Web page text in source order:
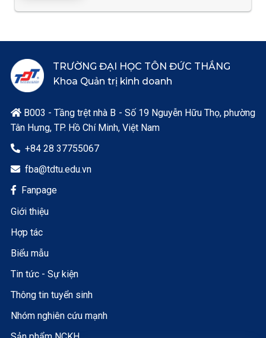
TRƯỜNG ĐẠI HỌC TÔN ĐỨC THẮNG
Khoa Quản trị kinh doanh
B003 - Tầng trệt nhà B - Số 19 Nguyễn Hữu Thọ, phường
Tân Hưng, TP. Hồ Chí Minh, Việt Nam
 +84 28 37755067
 fba@tdtu.edu.vn

Fanpage
Giới thiệu
Hợp tác
Biểu mẫu
Tin tức - Sự kiện
Thông tin tuyển sinh
Nhóm nghiên cứu mạnh